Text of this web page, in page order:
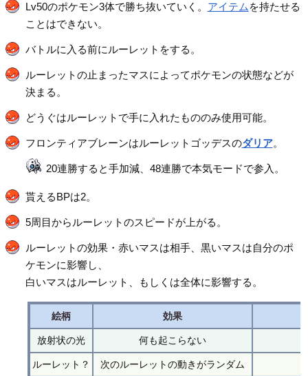
Lv50のポケモン3体で勝ち抜いていく。 アイテムを持たせる
ことはできない。
バトルに入る前にルーレットをする。
ルーレットの止まったマスによってポケモンの状態などが
決まる。
どうぐはルーレットで手に入れたもののみ使用可能。
フロンティアブレーンはルーレットゴッデスのダリア。
20連勝すると手加減、48連勝で本気モードで参入。
貰えるBPは2。
5周目からルーレットのスピードが上がる。
ルーレットの効果・赤いマスは相手、黒いマスは自分のポ
ケモンに影響し、
白いマスはルーレット、もしくは全体に影響する。
絵柄 効果
放射状の光 何も起こらない
ルーレット？ 次のルーレットの動きがランダム